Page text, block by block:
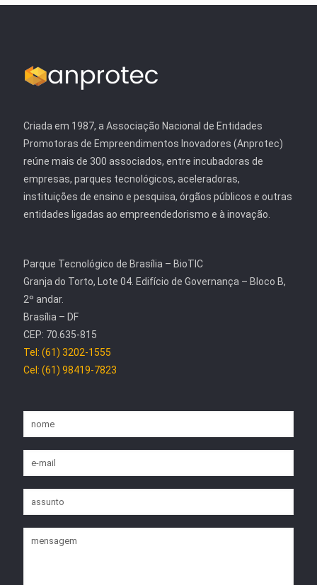
Criada em 1987, a Associação Nacional de Entidades
Promotoras de Empreendimentos Inovadores (Anprotec)
reúne mais de 300 associados, entre incubadoras de
empresas, parques tecnológicos, aceleradoras,
instituições de ensino e pesquisa, órgãos públicos e outras
entidades ligadas ao empreendedorismo e à inovação.
Parque Tecnológico de Brasília – BioTIC
Granja do Torto, Lote 04. Edifício de Governança – Bloco B,
2º andar.
Brasília – DF
CEP: 70.635-815
Tel: (61) 3202-1555
Cel: (61) 98419-7823